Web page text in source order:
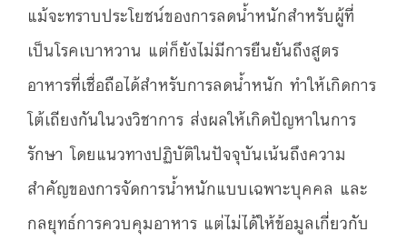
แม้จะทราบประโยชน์ของการลดน้ำหนักสำหรับผู้ที่
เป็นโรคเบาหวาน แต่ก็ยังไม่มีการยืนยันถึงสูตร
อาหารที่เชื่อถือได้สำหรับการลดน้ำหนัก ทำให้เกิดการ
โต้เถียงกันในวงวิชาการ ส่งผลให้เกิดปัญหาในการ
รักษา โดยแนวทางปฏิบัติในปัจจุบันเน้นถึงความ
สำคัญของการจัดการน้ำหนักแบบเฉพาะบุคคล และ
กลยุทธ์การควบคุมอาหาร แต่ไม่ได้ให้ข้อมูลเกี่ยวกับ